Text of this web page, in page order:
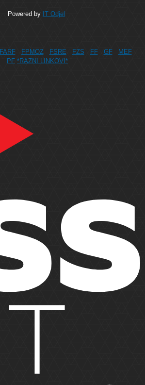
Powered by IT Odjel
FARF FPMOZ FSRE FZS FF GF
MEF
PF *RAZNI LINKOVI*